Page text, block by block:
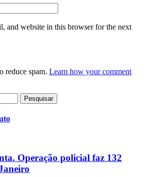
and website in this browser for the next
reduce spam. Learn how your comment
Operação policial faz 132